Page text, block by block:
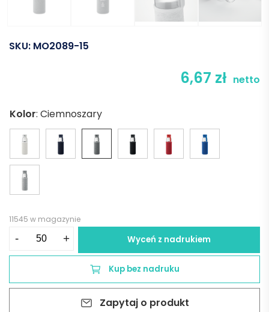
SKU: MO2089-15
6,67 zł netto
Kolor: Ciemnoszary
11545 w magazynie
-
ml
+ Wyceń z nadrukiem
Kup bez nadruku
Zapytaj o produkt